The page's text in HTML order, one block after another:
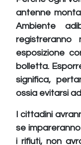
antenne
Ambiente
esposizione
bolletta.
significa,
ossia evitarsi
I cittadini
se
i rifiuti, non